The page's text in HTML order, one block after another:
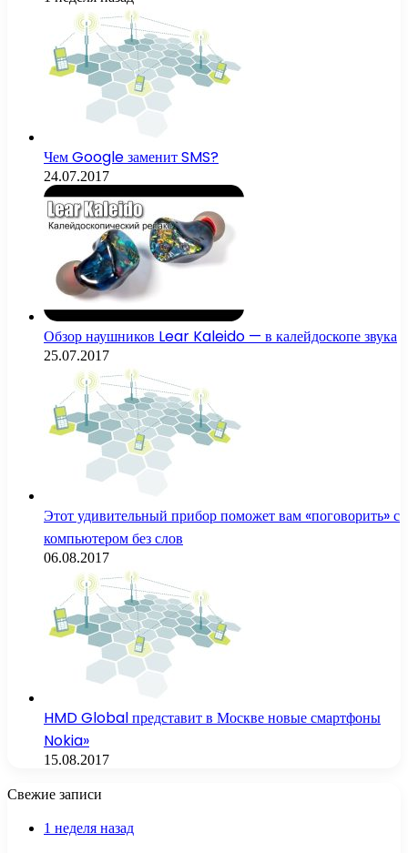
Чем Google заменит SMS?
24.07.2017
Обзор наушников Lear Kaleido — в калейдоскопе звука
25.07.2017
Этот удивительный прибор поможет вам «поговорить» с
компьютером без слов
06.08.2017
HMD Global представит в Москве новые смартфоны
Nokia»
15.08.2017
Свежие записи
1 неделя назад